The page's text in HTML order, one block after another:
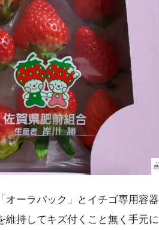
オーラパック」とイチゴ専用容器
維持してキズ付くこと無く手元に